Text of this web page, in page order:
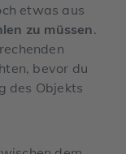
etwas aus
zu müssen.
bevor du
des Objekts